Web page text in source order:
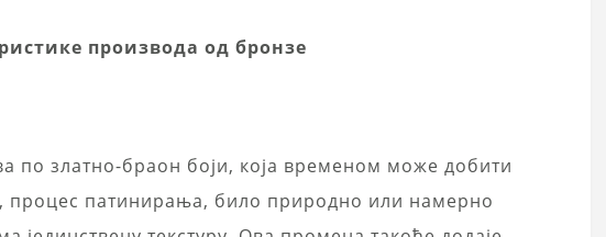
производа од бронзе
по златно-браон боји, која временом може добити
процес патинирања, било природно или намерно